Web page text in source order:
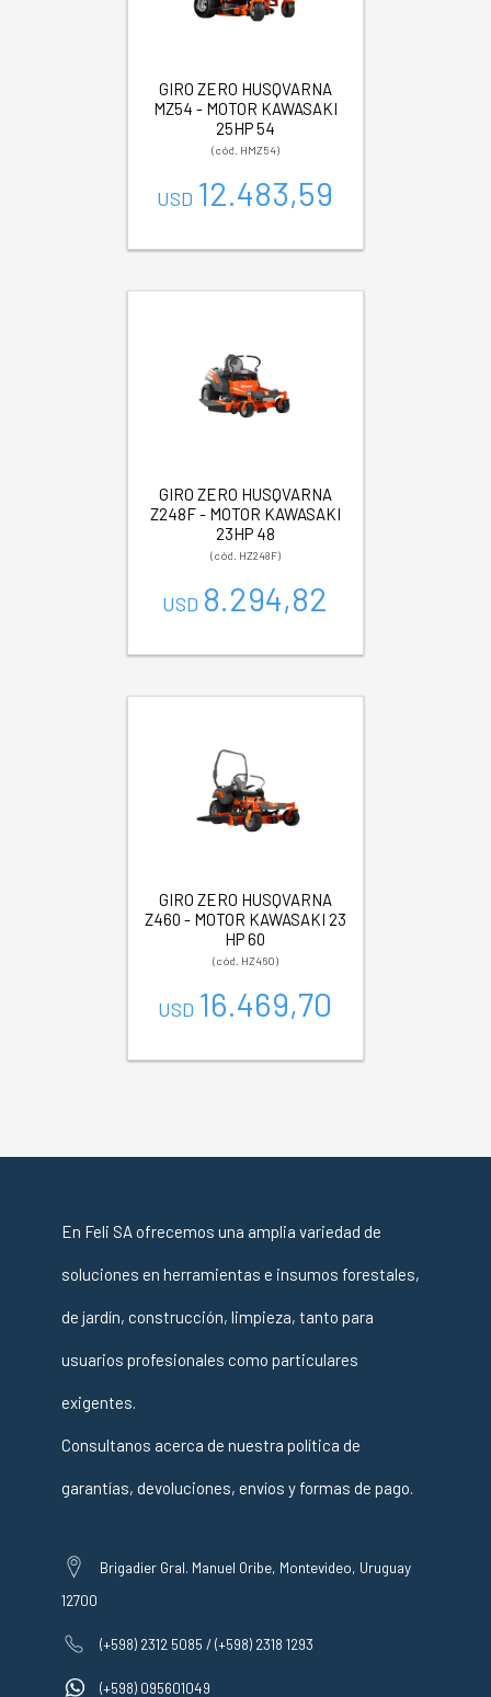
GIRO ZERO HUSQVARNA
MZ54 - MOTOR KAWASAKI
25HP 54
(cód. HMZ54)
USD 12.483,59
GIRO ZERO HUSQVARNA
Z248F - MOTOR KAWASAKI
23HP 48
(cód. HZ248F)
USD 8.294,82
GIRO ZERO HUSQVARNA
Z460 - MOTOR KAWASAKI 23
HP 60
(cód. HZ460)
USD 16.469,70
En Feli SA ofrecemos una amplia variedad de
soluciones en herramientas e insumos forestales,
de jardín, construcción, limpieza, tanto para
usuarios profesionales como particulares
exigentes.
Consultanos acerca de nuestra política de
garantías, devoluciones, envíos y formas de pago.
Brigadier Gral. Manuel Oribe, Montevideo, Uruguay
12700
(+598) 2312 5085 / (+598) 2318 1293
(+598) 095601049